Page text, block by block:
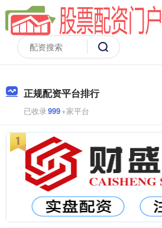
正规配资平台排行
已收录999+家平台